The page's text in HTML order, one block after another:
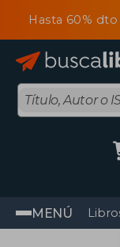
Hasta 60%
MENÚ